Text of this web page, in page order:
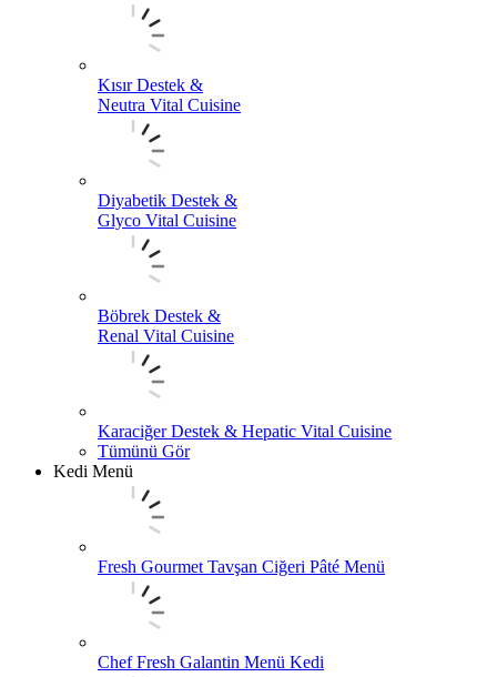
Kısır Destek &
Neutra Vital Cuisine
Diyabetik Destek &
Glyco Vital Cuisine
Böbrek Destek &
Renal Vital Cuisine
Karaciğer Destek & Hepatic Vital Cuisine
Tümünü Gör
Kedi Menü
Fresh Gourmet Tavşan Ciğeri Pâté Menü
Chef Fresh Galantin Menü Kedi